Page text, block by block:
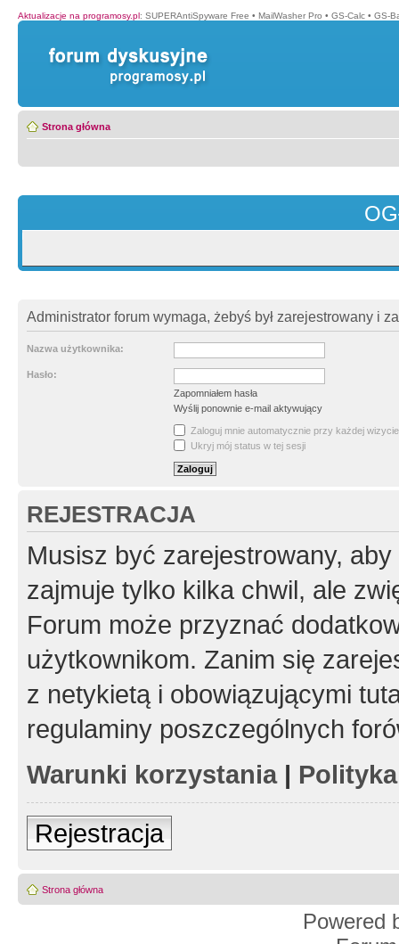
Aktualizacje na programosy.pl: SUPERAntiSpyware Free • MailWasher Pro • GS-Calc • GS-
Strona główna
Administrator forum wymaga, żebyś był zarejestrowany i
Nazwa użytkownika:
Hasło:
Zapomniałem hasła
Wyślij ponownie e-mail aktywujący
Zaloguj mnie automatycznie przy każdej wizycie
Ukryj mój status w tej sesji
REJESTRACJA
Musisz być zarejestrowany,
zajmuje tylko kilka chwil, ale
Forum może przyznać
użytkownikom. Zanim się
z netykietą i obowiązującymi
regulaminy poszczególnych
Warunki korzystania|
Rejestracja
Strona główna
Powered